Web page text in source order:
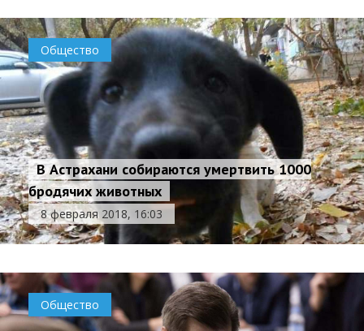
Общество
В Астрахани собираются умертвить 1000
бродячих животных
8 февраля 2018, 16:03
Общество